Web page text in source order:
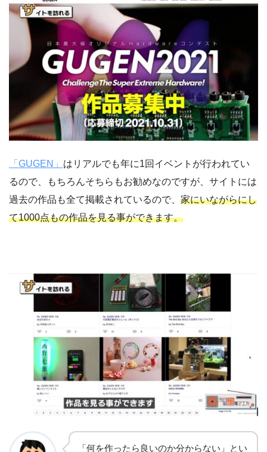
「GUGEN」 は リアルでも年に1回イベントが行われてい
るので、もちろんそちらもお勧めなのですが、サイトには
過去の作品も全て掲載されているので、 家にいながらにし
て1000点もの作品を見る事ができます。
「何を作ったら良いのか分からない」とい